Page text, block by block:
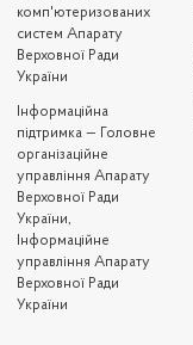
комп'ютеризованих
систем Апарату
Верховної Ради
України
Iнформаційна
підтримка — Головне
організаційне
управління Апарату
Верховної Ради
України,
Інформаційне
управління Апарату
Верховної Ради
України